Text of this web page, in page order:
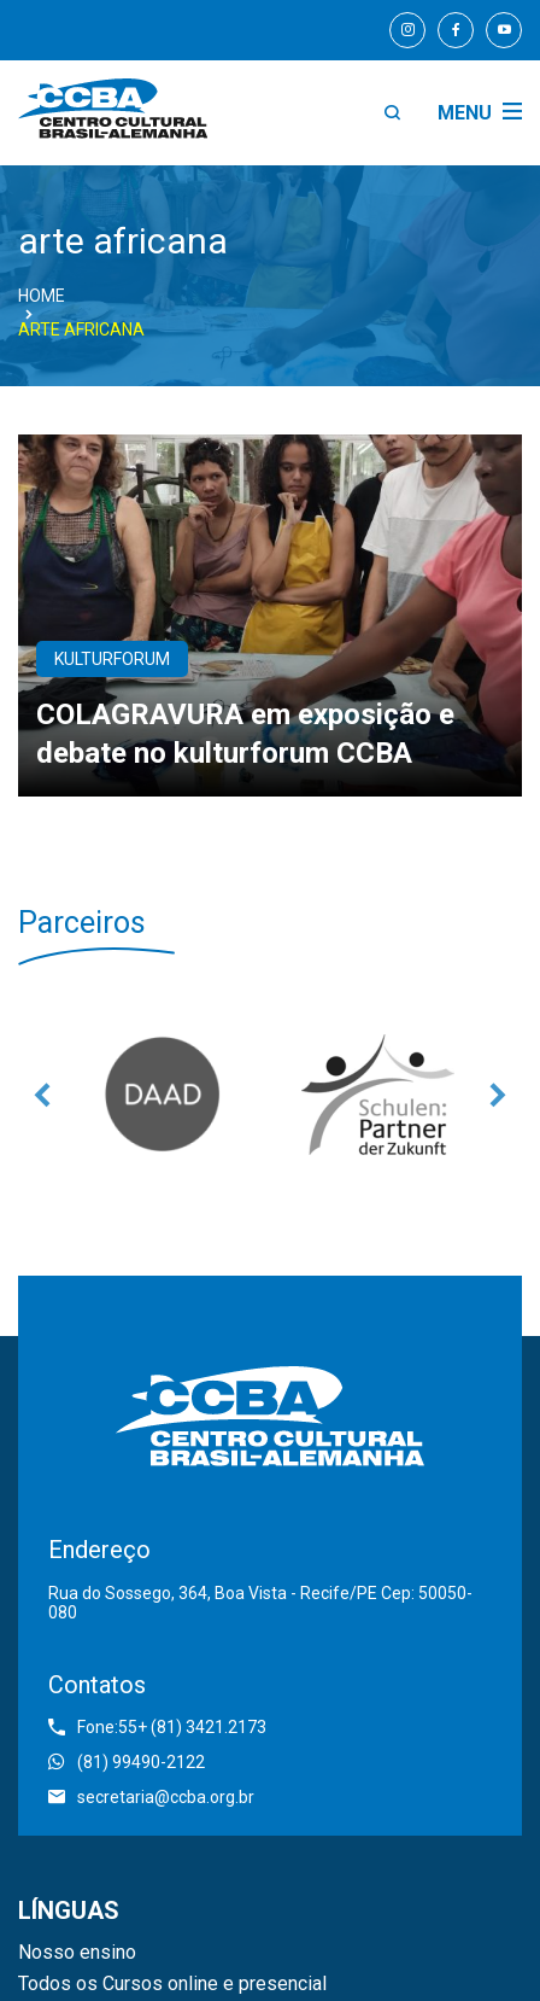
MENU
arte africana
HOME
ARTE AFRICANA
KULTURFORUM
COLAGRAVURA em exposição e
debate no kulturforum CCBA
Parceiros
Endereço
Rua do Sossego, 364, Boa Vista - Recife/PE Cep: 50050-
080
Contatos
Fone:55+ (81) 3421.2173
(81) 99490-2122
secretaria@ccba.org.br
LÍNGUAS
Nosso ensino
Todos os Cursos online e presencial